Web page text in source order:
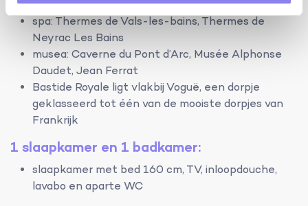
Pizza Flo
spa: Thermes de Vals-les-bains, Thermes de
Neyrac Les Bains
musea: Caverne du Pont d’Arc, Musée Alphonse
Daudet, Jean Ferrat
Bastide Royale ligt vlakbij Voguë, een dorpje
geklasseerd tot één van de mooiste dorpjes van
Frankrijk
1 slaapkamer en 1 badkamer:
slaapkamer met bed 160 cm, TV, inloopdouche,
lavabo en aparte WC